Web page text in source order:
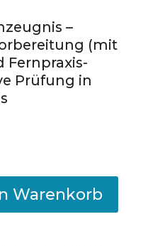
–
(mit
Fernpraxis-
Prüfung in
Warenkorb